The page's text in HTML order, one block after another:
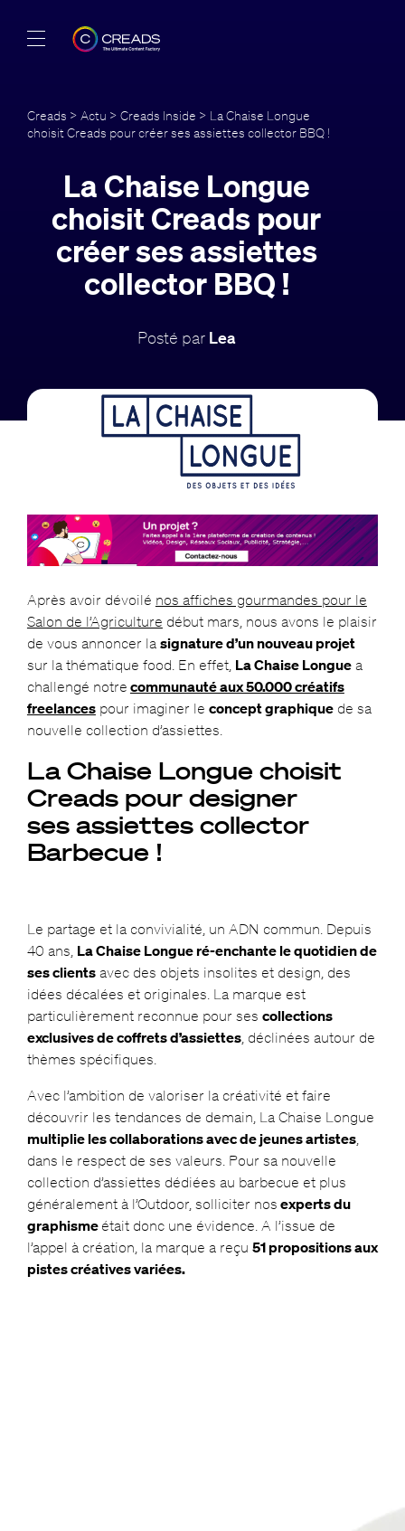
Offres
À propos
Guide
Creads > Actu > Creads Inside > La Chaise Longue
choisit Creads pour créer ses assiettes collector BBQ !
La Chaise Longue
choisit Creads pour
créer ses assiettes
collector BBQ !
Posté par Lea
Après avoir dévoilé nos affiches gourmandes pour le
Salon de l’Agriculture début mars, nous avons le plaisir
de vous annoncer la signature d’un nouveau projet
sur la thématique food. En effet, La Chaise Longuea
challengé notre communauté aux 50.000 créatifs
freelancespour imaginer le concept graphiquede sa
nouvelle collection d’assiettes.
La Chaise Longue choisit
Creads pour designer
ses assiettes collector
Barbecue !
Le partage et la convivialité, un ADN commun. Depuis
40 ans, La Chaise Longue ré-enchante le quotidien de
ses clientsavec des objets insolites et design, des
idées décalées et originales. La marque est
particulièrement reconnue pour ses collections
exclusives de coffrets d’assiettes, déclinées autour de
thèmes spécifiques.
Avec l’ambition de valoriser la créativité et faire
découvrir les tendances de demain, La Chaise Longue
multiplie les collaborations avec de jeunes artistes,
dans le respect de ses valeurs. Pour sa nouvelle
collection d’assiettes dédiées au barbecue et plus
généralement à l’Outdoor, solliciter nos experts du
graphisme était donc une évidence. A l’issue de
l’appel à création, la marque a reçu 51 propositions aux
pistes créatives variées.